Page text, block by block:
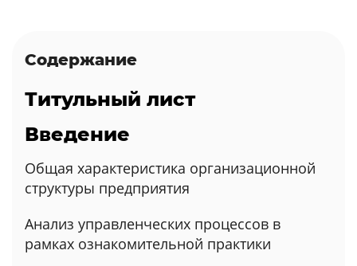
Содержание
Титульный лист
Введение
Общая характеристика организационной
структуры предприятия
Анализ управленческих процессов в
рамках ознакомительной практики